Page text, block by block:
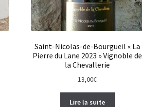
Saint-Nicolas-de-Bourgueil « La
Pierre du Lane 2023 » Vignoble de
la Chevallerie
13,00€
Lire la suite